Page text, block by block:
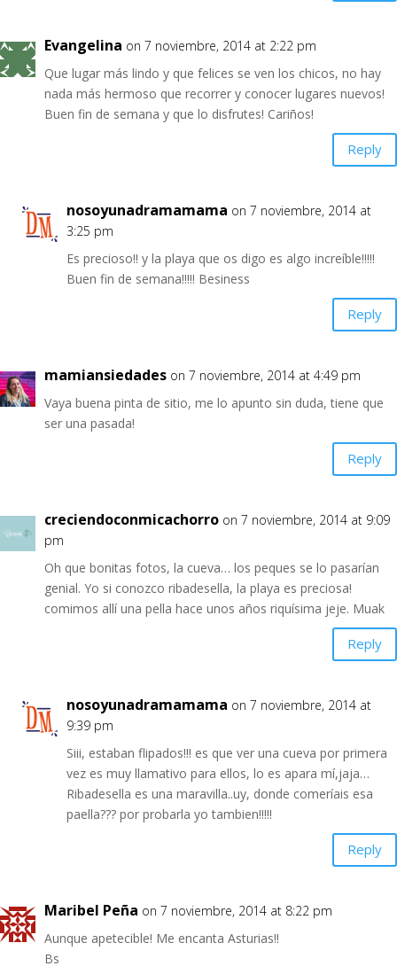
Evangelina on 7 noviembre, 2014 at 2:22 pm
Que lugar más lindo y que felices se ven los chicos, no hay
nada más hermoso que recorrer y conocer lugares nuevos!
Buen fin de semana y que lo disfrutes! Cariños!
Reply
nosoyunadramamama on 7 noviembre, 2014 at
3:25 pm
Es precioso!! y la playa que os digo es algo increíble!!!!!
Buen fin de semana!!!!! Besiness
Reply
mamiansiedades on 7 noviembre, 2014 at 4:49 pm
Vaya buena pinta de sitio, me lo apunto sin duda, tiene que
ser una pasada!
Reply
creciendoconmicachorro on 7 noviembre, 2014 at 9:09
pm
Oh que bonitas fotos, la cueva… los peques se lo pasarían
genial. Yo si conozco ribadesella, la playa es preciosa!
comimos allí una pella hace unos años riquísima jeje. Muak
Reply
nosoyunadramamama on 7 noviembre, 2014 at
9:39 pm
Siii, estaban flipados!!! es que ver una cueva por primera
vez es muy llamativo para ellos, lo es apara mí,jaja…
Ribadesella es una maravilla..uy, donde comeríais esa
paella??? por probarla yo tambien!!!!!
Reply
Maribel Peña on 7 noviembre, 2014 at 8:22 pm
Aunque apetecible! Me encanta Asturias!!
Bs